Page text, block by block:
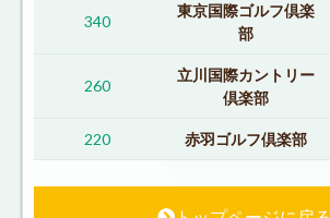
340
東京国際ゴルフ倶楽
部
260
立川国際カントリー
倶楽部
220 赤羽ゴルフ倶楽部